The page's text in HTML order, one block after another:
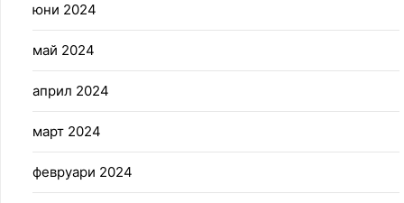
юни 2024
май 2024
април 2024
март 2024
февруари 2024